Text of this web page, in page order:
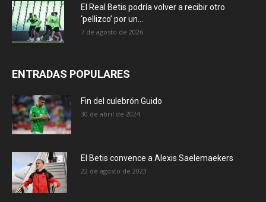
El Real Betis podría volver a recibir otro
‘pellizco’ por un...
7 de agosto de 2026
ENTRADAS POPULARES
Fin del culebrón Guido
30 de abril de 2024
El Betis convence a Alexis Saelemaekers
22 de agosto de 2023